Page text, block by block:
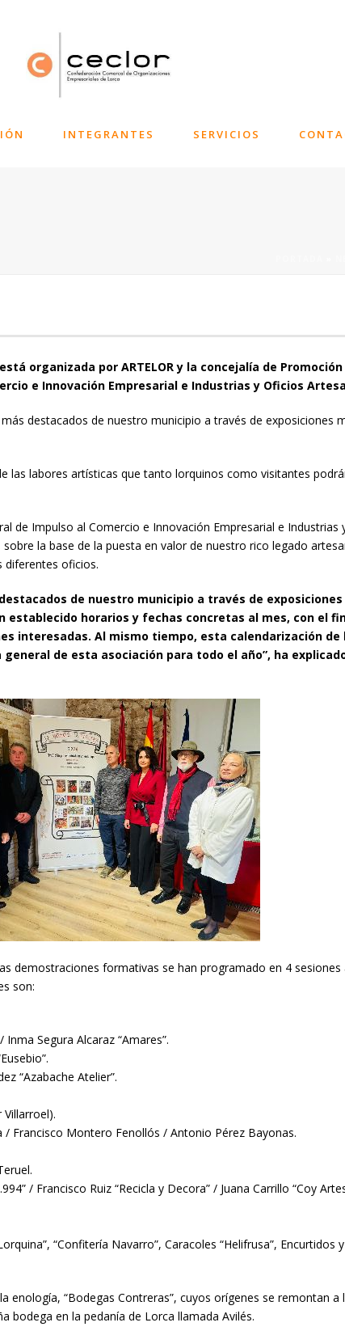
INTEGRANTES SERVICIOS
organizada por ARTELOR y la concejalía de
e Innovación Empresarial e Industrias y Oficios
destacados de nuestro municipio a través de exposiciones
las labores artísticas que tanto lorquinos como visitantes
de Impulso al Comercio e Innovación Empresarial e Industrias
sobre la base de la puesta en valor de nuestro rico legado
diferentes oficios.
de nuestro municipio a través de
horarios y fechas concretas al mes, con el
interesadas. Al mismo tiempo, esta calendarización
de esta asociación para todo el año”, ha
demostraciones formativas se han programado en 4
son:
Segura Alcaraz “Amares”.
“Azabache Atelier”.
Francisco Montero Fenollós / Antonio Pérez Bayonas.
/ Francisco Ruiz “Recicla y Decora” / Juana Carrillo “Coy
“Confitería Navarro”, Caracoles “Helifrusa”, Encurtidos
enología, “Bodegas Contreras”, cuyos orígenes se remontan a
bodega en la pedanía de Lorca llamada Avilés.